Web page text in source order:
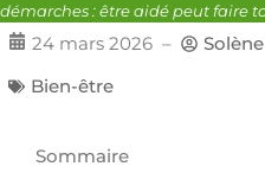
démarches : être aidé peut faire
24 mars 2026 –
Bien-être
Sommaire